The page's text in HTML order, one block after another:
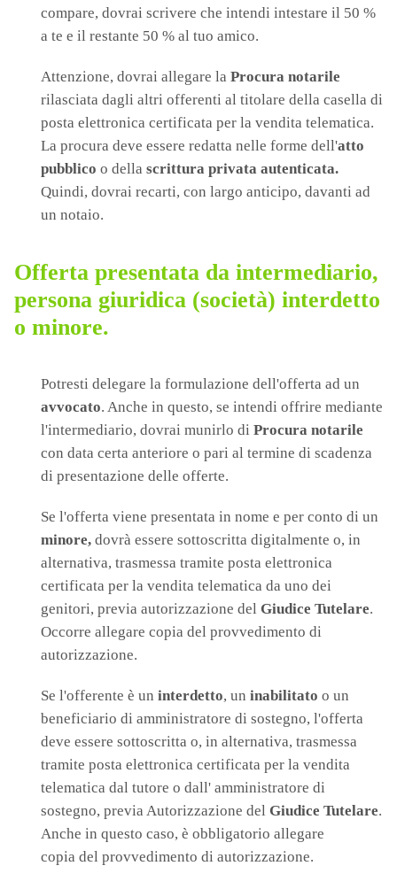
compare, dovrai scrivere che intendi intestare il 50 %
a te e il restante 50 % al tuo amico.
Attenzione, dovrai allegare la Procura notarile
rilasciata dagli altri offerenti al titolare della casella di
posta elettronica certificata per la vendita telematica.
La procura deve essere redatta nelle forme dell'atto
pubblico o della scrittura privata autenticata.
Quindi, dovrai recarti, con largo anticipo, davanti ad
un notaio.
Offerta presentata da intermediario,
persona giuridica (società) interdetto
o minore.
Potresti delegare la formulazione dell'offerta ad un
avvocato. Anche in questo, se intendi offrire mediante
l'intermediario, dovrai munirlo di Procura notarile
con data certa anteriore o pari al termine di scadenza
di presentazione delle offerte.
Se l'offerta viene presentata in nome e per conto di un
minore, dovrà essere sottoscritta digitalmente o, in
alternativa, trasmessa tramite posta elettronica
certificata per la vendita telematica da uno dei
genitori, previa autorizzazione del Giudice Tutelare.
Occorre allegare copia del provvedimento di
autorizzazione.
Se l'offerente è un interdetto, un inabilitato o un
beneficiario di amministratore di sostegno, l'offerta
deve essere sottoscritta o, in alternativa, trasmessa
tramite posta elettronica certificata per la vendita
telematica dal tutore o dall' amministratore di
sostegno, previa Autorizzazione del Giudice Tutelare.
Anche in questo caso, è obbligatorio allegare
copia del provvedimento di autorizzazione.